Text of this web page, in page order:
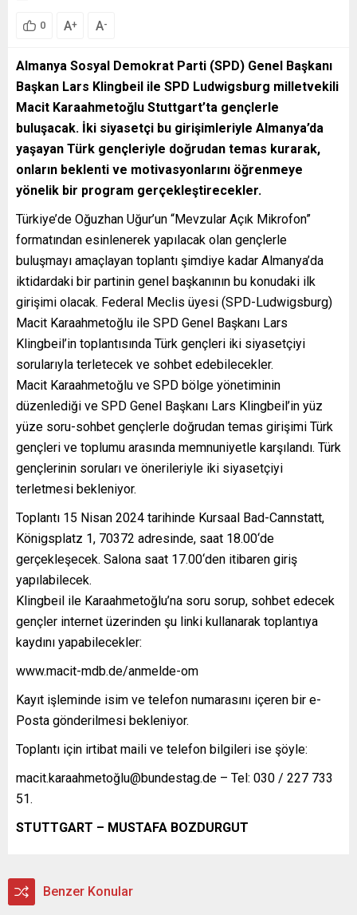
0 A+ A-
Almanya Sosyal Demokrat Parti (SPD) Genel Başkanı
Başkan Lars Klingbeil ile SPD Ludwigsburg milletvekili
Macit Karaahmetoğlu Stuttgart’ta gençlerle
buluşacak. İki siyasetçi bu girişimleriyle Almanya’da
yaşayan Türk gençleriyle doğrudan temas kurarak,
onların beklenti ve motivasyonlarını öğrenmeye
yönelik bir program gerçekleştirecekler.
Türkiye’de Oğuzhan Uğur’un “Mevzular Açık Mikrofon”
formatından esinlenerek yapılacak olan gençlerle
buluşmayı amaçlayan toplantı şimdiye kadar Almanya’da
iktidardaki bir partinin genel başkanının bu konudaki ilk
girişimi olacak. Federal Meclis üyesi (SPD-Ludwigsburg)
Macit Karaahmetoğlu ile SPD Genel Başkanı Lars
Klingbeil’in toplantısında Türk gençleri iki siyasetçiyi
sorularıyla terletecek ve sohbet edebilecekler.
Macit Karaahmetoğlu ve SPD bölge yönetiminin
düzenlediği ve SPD Genel Başkanı Lars Klingbeil’in yüz
yüze soru-sohbet gençlerle doğrudan temas girişimi Türk
gençleri ve toplumu arasında memnuniyetle karşılandı. Türk
gençlerinin soruları ve önerileriyle iki siyasetçiyi
terletmesi bekleniyor.
Toplantı 15 Nisan 2024 tarihinde Kursaal Bad-Cannstatt,
Königsplatz 1, 70372 adresinde, saat 18.00‘de
gerçekleşecek. Salona saat 17.00‘den itibaren giriş
yapılabilecek.
Klingbeil ile Karaahmetoğlu’na soru sorup, sohbet edecek
gençler internet üzerinden şu linki kullanarak toplantıya
kaydını yapabilecekler:
www.macit-mdb.de/anmelde-om
Kayıt işleminde isim ve telefon numarasını içeren bir e-
Posta gönderilmesi bekleniyor.
Toplantı için irtibat maili ve telefon bilgileri ise şöyle:
macit.karaahmetoğlu@bundestag.de – Tel: 030 / 227 733
51.
STUTTGART – MUSTAFA BOZDURGUT
Benzer Konular